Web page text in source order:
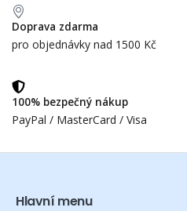
Doprava zdarma
pro objednávky nad 1500 Kč
100% bezpečný nákup
PayPal / MasterCard / Visa
Hlavní menu